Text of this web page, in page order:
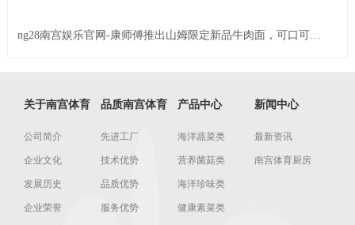
ng28南宫娱乐官网-康师傅推出山姆限定新品牛肉面，可口可乐
关于南宫体育
公司简介
企业文化
发展历史
企业荣誉
品质南宫体育
先进工厂
技术优势
品质优势
服务优势
产品中心
海洋蔬菜类
营养菌菇类
海洋珍味类
健康素菜类
新闻中心
最新资讯
南宫体育厨房